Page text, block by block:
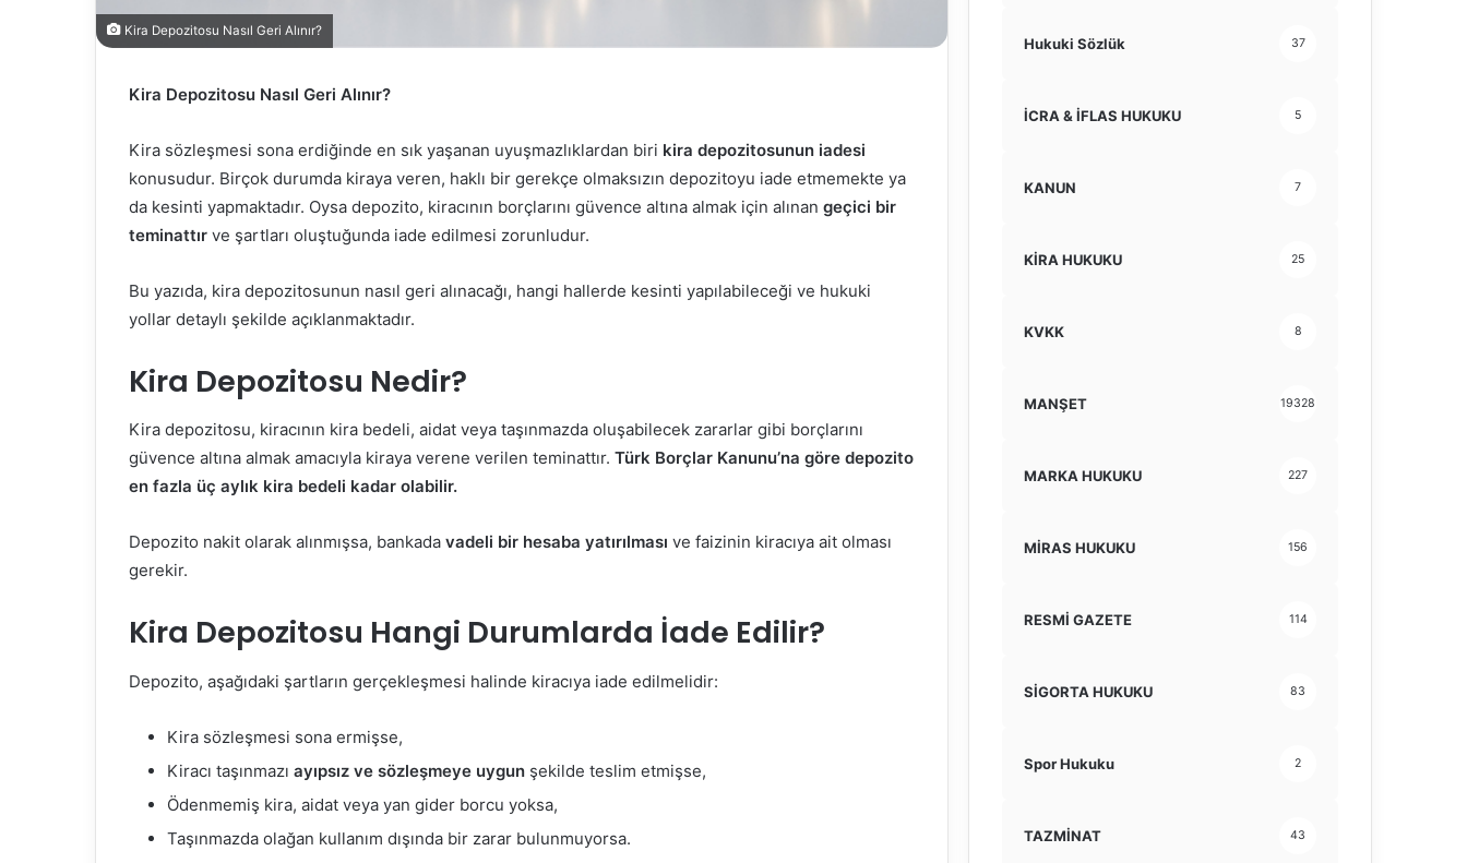
Kira Depozitosu Nasıl Geri Alınır?
Kira Depozitosu Nasıl Geri Alınır?
Kira sözleşmesi sona erdiğinde en sık yaşanan uyuşmazlıklardan biri kira depozitosunun iadesi
konusudur. Birçok durumda kiraya veren, haklı bir gerekçe olmaksızın depozitoyu iade etmemekte ya
da kesinti yapmaktadır. Oysa depozito, kiracının borçlarını güvence altına almak için alınan geçici bir
teminattır ve şartları oluştuğunda iade edilmesi zorunludur.
Bu yazıda, kira depozitosunun nasıl geri alınacağı, hangi hallerde kesinti yapılabileceği ve hukuki
yollar detaylı şekilde açıklanmaktadır.
Kira Depozitosu Nedir?
Kira depozitosu, kiracının kira bedeli, aidat veya taşınmazda oluşabilecek zararlar gibi borçlarını
güvence altına almak amacıyla kiraya verene verilen teminattır. Türk Borçlar Kanunu’na göre depozito
en fazla üç aylık kira bedeli kadar olabilir.
Depozito nakit olarak alınmışsa, bankada vadeli bir hesaba yatırılması ve faizinin kiracıya ait olması
gerekir.
Kira Depozitosu Hangi Durumlarda İade Edilir?
Depozito, aşağıdaki şartların gerçekleşmesi halinde kiracıya iade edilmelidir:
Kira sözleşmesi sona ermişse,
Kiracı taşınmazı ayıpsız ve sözleşmeye uygun şekilde teslim etmişse,
Ödenmemiş kira, aidat veya yan gider borcu yoksa,
Taşınmazda olağan kullanım dışında bir zarar bulunmuyorsa.
Hukuki Sözlük 37
İCRA & İFLAS HUKUKU 5
KANUN 7
KİRA HUKUKU 25
KVKK 8
MANŞET 19328
MARKA HUKUKU 227
MİRAS HUKUKU 156
RESMİ GAZETE 114
SİGORTA HUKUKU 83
Spor Hukuku 2
TAZMİNAT 43